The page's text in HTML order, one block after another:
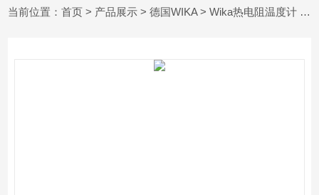
当前位置：首页 > 产品展示 >德国WIKA>Wika热电阻温度计